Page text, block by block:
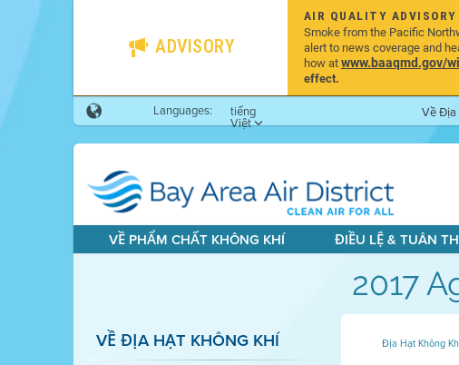
ADVISORY
AIR QUALITY ADVISORY
Smoke from the Pacific
alert to news coverage and
how atwww.baaqmd.gov/
effect.
Languages: tiếng
Việt
Về Địa
VỀ PHẨM CHẤT KHÔNG KHÍ ĐIỀU LỆ & TUÂN
2017
VỀ ĐỊA HẠT KHÔNG KHÍ Địa Hạt Không